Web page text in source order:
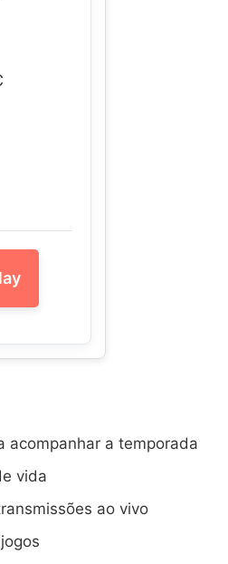
acompanhar a temporada
vida
ao vivo